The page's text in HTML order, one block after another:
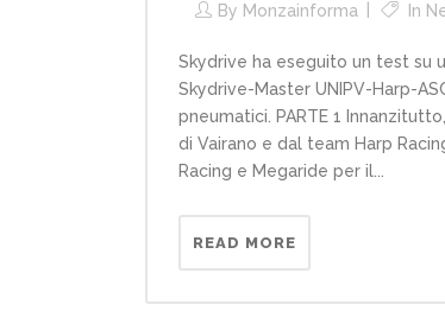
By Monzainforma In
Skydrive ha eseguito un test su
Skydrive-Master UNIPV-Harp-
pneumatici. PARTE 1
di Vairano e dal team Harp
Racing e Megaride per il...
READ MORE